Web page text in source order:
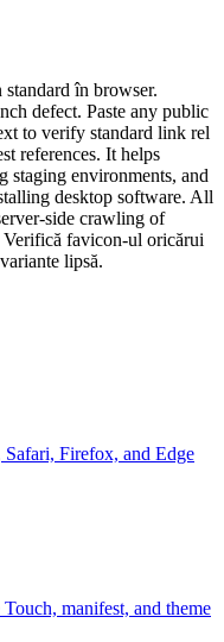
în browser.
defect. Paste any public
to verify standard link rel
references. It helps
staging environments, and
desktop software. All
side crawling of
favicon-ul oricărui
lipsă.
Firefox, and Edge
manifest, and theme